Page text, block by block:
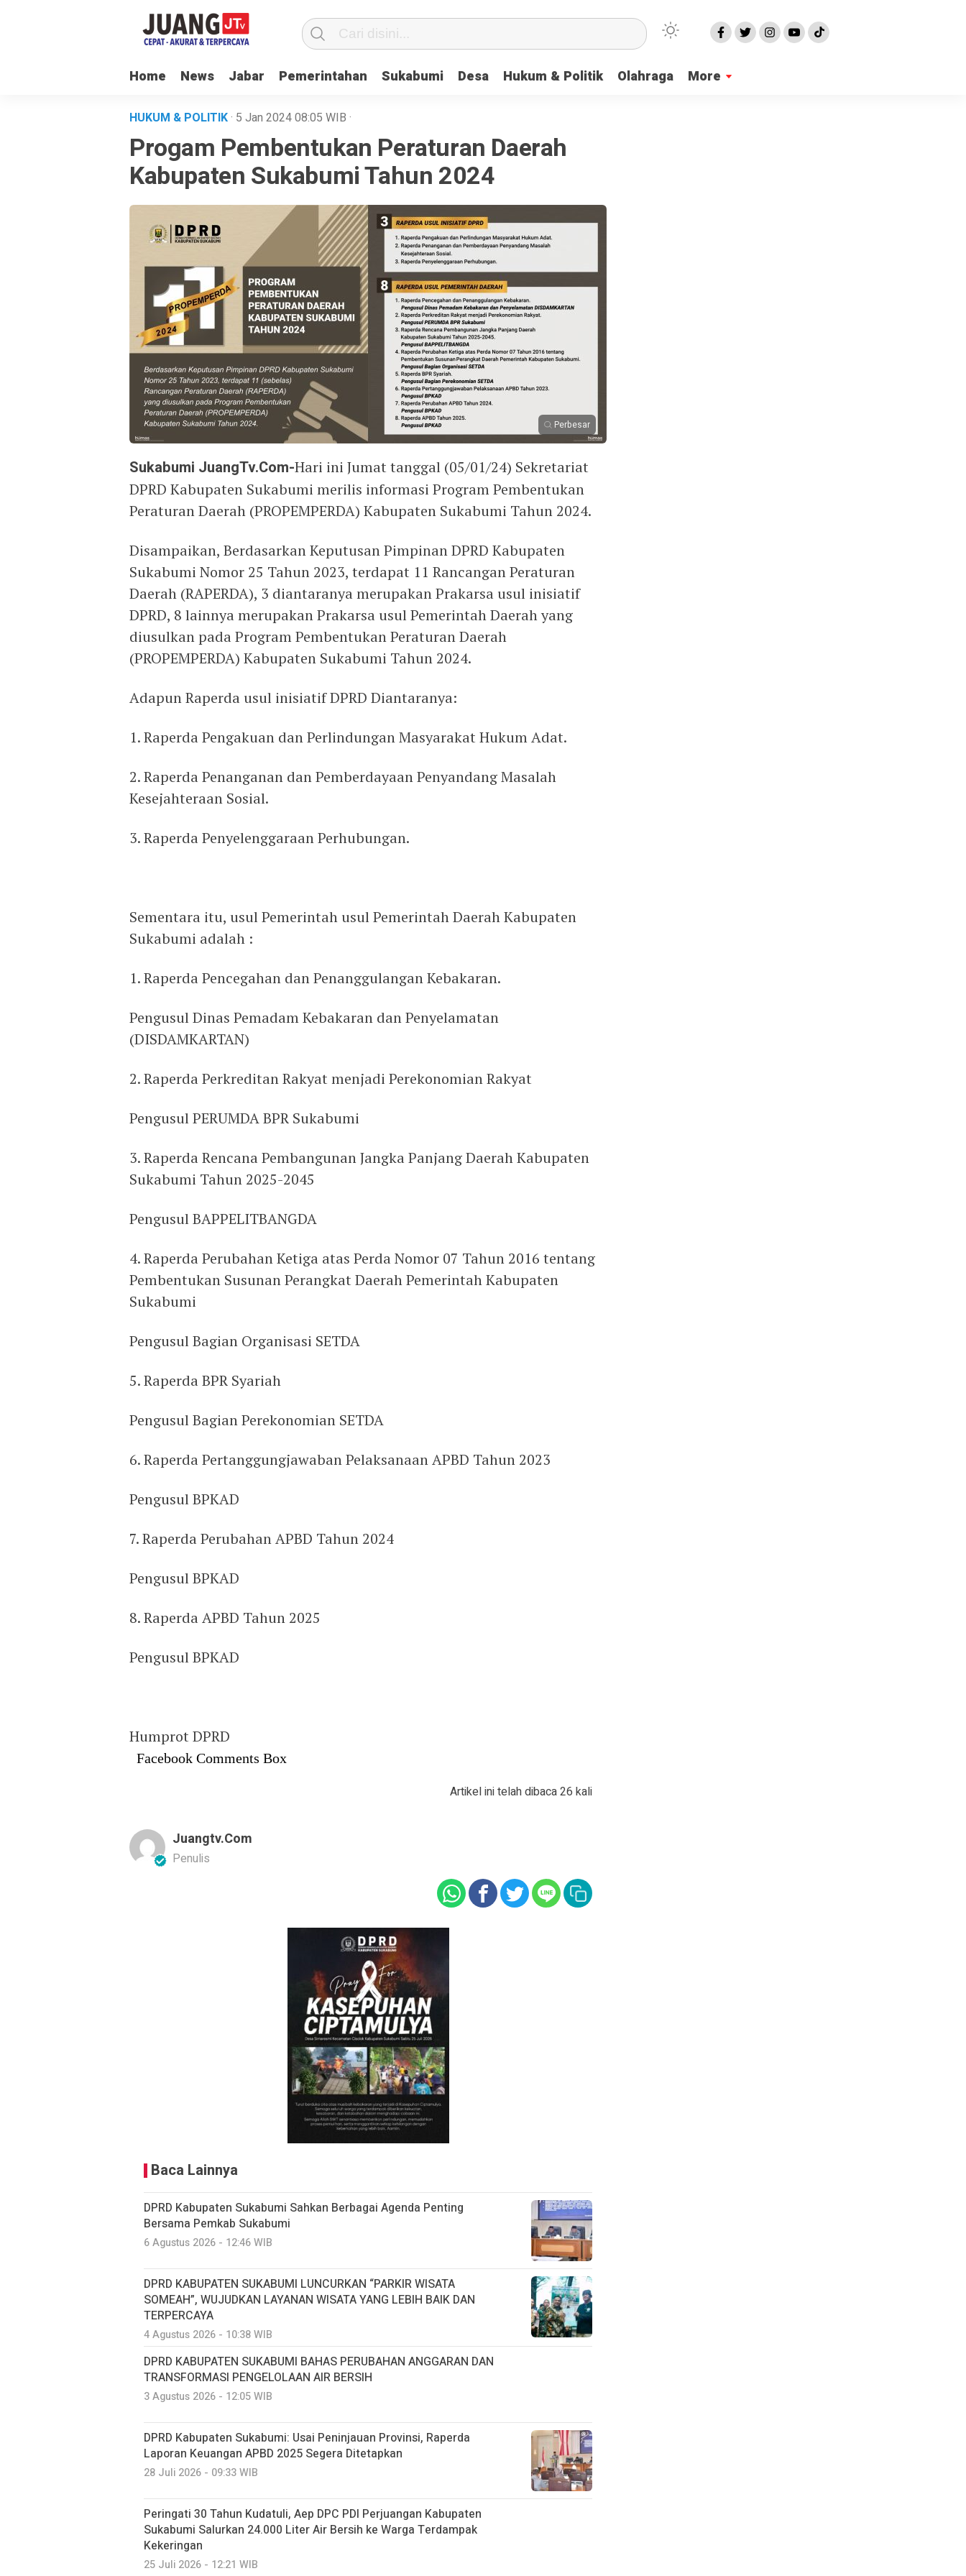
Home News Jabar Pemerintahan Sukabumi Desa Hukum & Politik Olahraga More
HUKUM & POLITIK· 5 Jan 202408:05 WIB ·
Progam Pembentukan Peraturan Daerah
Kabupaten Sukabumi Tahun 2024
Perbesar
Sukabumi JuangTv.Com-Hari ini Jumat tanggal (05/01/24) Sekretariat
DPRD Kabupaten Sukabumi merilis informasi Program Pembentukan
Peraturan Daerah (PROPEMPERDA) Kabupaten Sukabumi Tahun 2024.
Disampaikan, Berdasarkan Keputusan Pimpinan DPRD Kabupaten
Sukabumi Nomor 25 Tahun 2023, terdapat 11 Rancangan Peraturan
Daerah (RAPERDA), 3 diantaranya merupakan Prakarsa usul inisiatif
DPRD, 8 lainnya merupakan Prakarsa usul Pemerintah Daerah yang
diusulkan pada Program Pembentukan Peraturan Daerah
(PROPEMPERDA) Kabupaten Sukabumi Tahun 2024.
Adapun Raperda usul inisiatif DPRD Diantaranya:
1. Raperda Pengakuan dan Perlindungan Masyarakat Hukum Adat.
2. Raperda Penanganan dan Pemberdayaan Penyandang Masalah
Kesejahteraan Sosial.
3. Raperda Penyelenggaraan Perhubungan.
Sementara itu, usul Pemerintah usul Pemerintah Daerah Kabupaten
Sukabumi adalah :
1. Raperda Pencegahan dan Penanggulangan Kebakaran.
Pengusul Dinas Pemadam Kebakaran dan Penyelamatan
(DISDAMKARTAN)
2. Raperda Perkreditan Rakyat menjadi Perekonomian Rakyat
Pengusul PERUMDA BPR Sukabumi
3. Raperda Rencana Pembangunan Jangka Panjang Daerah Kabupaten
Sukabumi Tahun 2025-2045
Pengusul BAPPELITBANGDA
4. Raperda Perubahan Ketiga atas Perda Nomor 07 Tahun 2016 tentang
Pembentukan Susunan Perangkat Daerah Pemerintah Kabupaten
Sukabumi
Pengusul Bagian Organisasi SETDA
5. Raperda BPR Syariah
Pengusul Bagian Perekonomian SETDA
6. Raperda Pertanggungjawaban Pelaksanaan APBD Tahun 2023
Pengusul BPKAD
7. Raperda Perubahan APBD Tahun 2024
Pengusul BPKAD
8. Raperda APBD Tahun 2025
Pengusul BPKAD
Humprot DPRD
Facebook Comments Box
Artikel ini telah dibaca 26 kali
Juangtv.com
Penulis
Baca Lainnya
DPRD Kabupaten Sukabumi Sahkan Berbagai Agenda Penting
Bersama Pemkab Sukabumi
6 Agustus 2026 - 12:46 WIB
DPRD KABUPATEN SUKABUMI LUNCURKAN “PARKIR WISATA
SOMEAH”, WUJUDKAN LAYANAN WISATA YANG LEBIH BAIK DAN
TERPERCAYA
4 Agustus 2026 - 10:38 WIB
DPRD KABUPATEN SUKABUMI BAHAS PERUBAHAN ANGGARAN DAN
TRANSFORMASI PENGELOLAAN AIR BERSIH
3 Agustus 2026 - 12:05 WIB
DPRD Kabupaten Sukabumi: Usai Peninjauan Provinsi, Raperda
Laporan Keuangan APBD 2025 Segera Ditetapkan
28 Juli 2026 - 09:33 WIB
Peringati 30 Tahun Kudatuli, Aep DPC PDI Perjuangan Kabupaten
Sukabumi Salurkan 24.000 Liter Air Bersih ke Warga Terdampak
Kekeringan
25 Juli 2026 - 12:21 WIB